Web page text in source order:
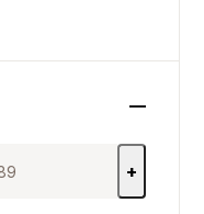
+